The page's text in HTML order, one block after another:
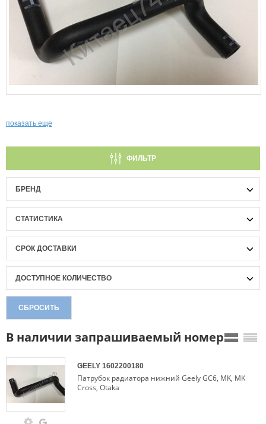
показать еще
ФИЛЬТР
БРЕНД
СТАТИСТИКА
СРОК ДОСТАВКИ
ДОСТУПНОЕ КОЛИЧЕСТВО
СБРОСИТЬ
В наличии запрашиваемый номер
GEELY 1602200180
Патрубок радиатора нижний Geely GC6, MK, MK
Cross, Otaka